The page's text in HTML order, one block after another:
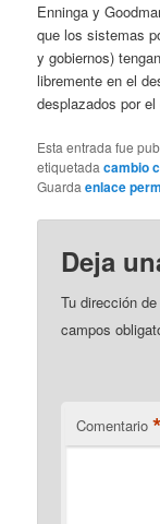
Enninga y
que los sistemas
y gobiernos)
libremente en el
desplazados por
Esta entrada fue
etiquetadacambio
Guardaenlace
Deja
Tu dirección
campos
Comentario *